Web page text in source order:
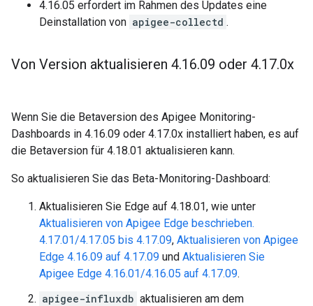
4.16.05 erfordert im Rahmen des Updates eine
Deinstallation von apigee-collectd .
Von Version aktualisieren 4.16.09 oder 4.17.0x
Wenn Sie die Betaversion des Apigee Monitoring-
Dashboards in 4.16.09 oder 4.17.0x installiert haben, es auf
die Betaversion für 4.18.01 aktualisieren kann.
So aktualisieren Sie das Beta-Monitoring-Dashboard:
Aktualisieren Sie Edge auf 4.18.01, wie unter
Aktualisieren von Apigee Edge beschrieben.
4.17.01/4.17.05 bis 4.17.09, Aktualisieren von Apigee
Edge 4.16.09 auf 4.17.09 und Aktualisieren Sie
Apigee Edge 4.16.01/4.16.05 auf 4.17.09.
apigee-influxdb aktualisieren am dem